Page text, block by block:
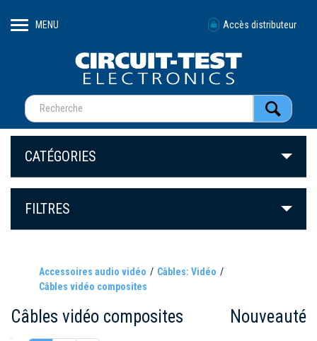
MENU Accès distributeur
CATÉGORIES
FILTRES
Accessoires audio vidéo
Câbles: Vidéo
Câbles vidéo composites
Câbles vidéo composites Nouveauté